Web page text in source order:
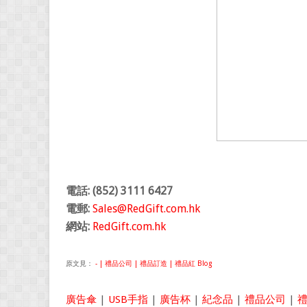
電話: (852) 3111 6427
電郵: Sales@RedGift.com.hk
網站: RedGift.com.hk
原文見： - | 禮品公司 | 禮品訂造 | 禮品紅 Blog
廣告傘 | USB手指 | 廣告杯 | 紀念品 | 禮品公司 |